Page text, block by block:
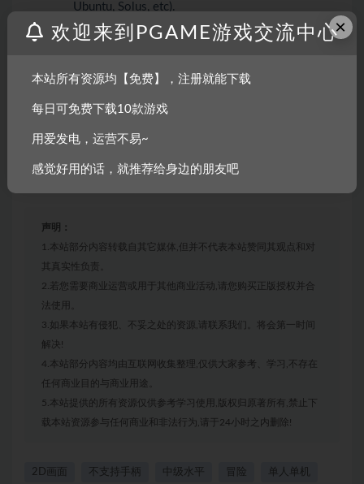
Ubuntu, Solus, etc).
处理器: 2-GHZ Single-Core Processor
显卡:Dedicated OpenGL ES 2-compatible
声卡:The kind that plays sounds
声明：
1.本站部分内容转载自其它媒体,但并不代表本站赞同其观点和对
其真实性负责。
2.若您需要商业运营或用于其他商业活动,请您购买正版授权并合
法使用。
3.如果本站有侵犯、不妥之处的资源,请联系我们。将会第一时间
解决!
4.本站部分内容均由互联网收集整理,仅供大家参考、学习,不存在
任何商业目的与商业用途。
5.本站提供的所有资源仅供参考学习使用,版权归原著所有,禁止下
载本站资源参与任何商业和非法行为,请于24小时之内删除!
2D画面 不支持手柄 中级水平 冒险 单人单机
×
欢迎来到PGAME游戏交流中心
本站所有资源均【免费】，注册就能下载
每日可免费下载10款游戏
用爱发电，运营不易~
感觉好用的话，就推荐给身边的朋友吧